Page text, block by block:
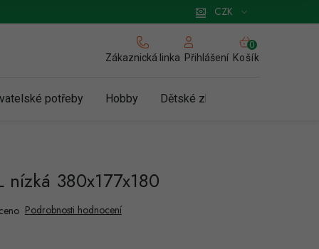
pro podnikatele Zásady používání cookies
CZK
Zákaznická linka Přihlášení
NÁKUPNÍ
KOŠÍK
Košík
potřeby Hobby Dětské zboží a hračky
nízká 380x177x180
Podrobnosti hodnocení